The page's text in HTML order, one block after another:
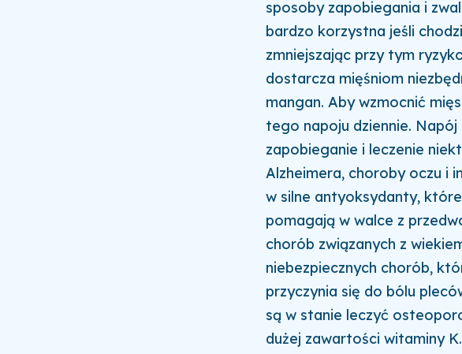
sposoby zapobiegania i
bardzo korzystna jeśli
zmniejszając przy tym
dostarcza mięśniom
mangan. Aby wzmocnić
tego napoju dziennie.
zapobieganie i leczenie
Alzheimera, choroby oczu i
w silne antyoksydanty,
pomagają w walce z
chorób związanych z
niebezpiecznych chorób,
przyczynia się do bólu
są w stanie leczyć
dużej zawartości witaminy